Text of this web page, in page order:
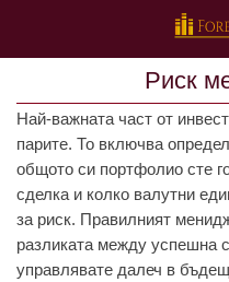
Риск
Най-важната част от
парите. То включва
общото си портфолио сте
сделка и колко валутни
за риск. Правилният
разликата между успешна
управлявате далеч в